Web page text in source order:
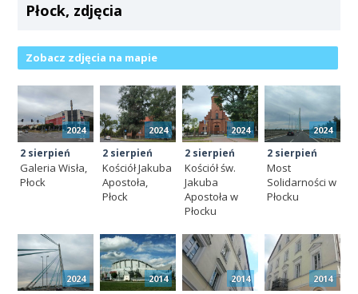
Płock, zdjęcia
Zobacz zdjęcia na mapie
2024
2 sierpień
Galeria Wisła,
Płock
2024
2 sierpień
Kościół Jakuba
Apostoła,
Płock
2024
2 sierpień
Kościół św.
Jakuba
Apostoła w
Płocku
2024
2 sierpień
Most
Solidarności w
Płocku
2024 2014 2014 2014